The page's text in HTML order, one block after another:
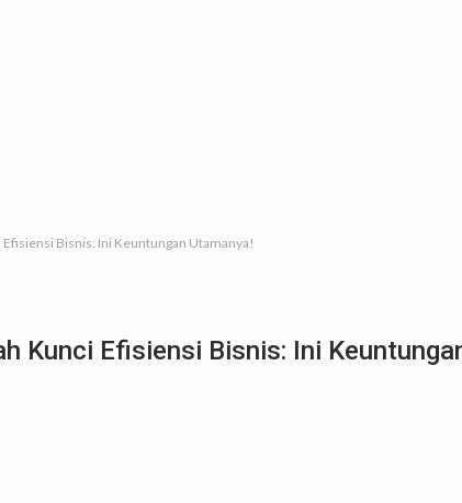
Bisnis: Ini Keuntungan Utamanya!
Kunci Efisiensi Bisnis: Ini